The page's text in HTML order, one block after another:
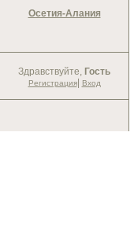
Осетия-Алания
Здравствуйте, Гость
Регистрация| Вход